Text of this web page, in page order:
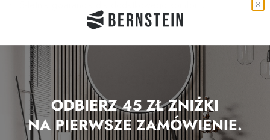
Inni klienci oglądali